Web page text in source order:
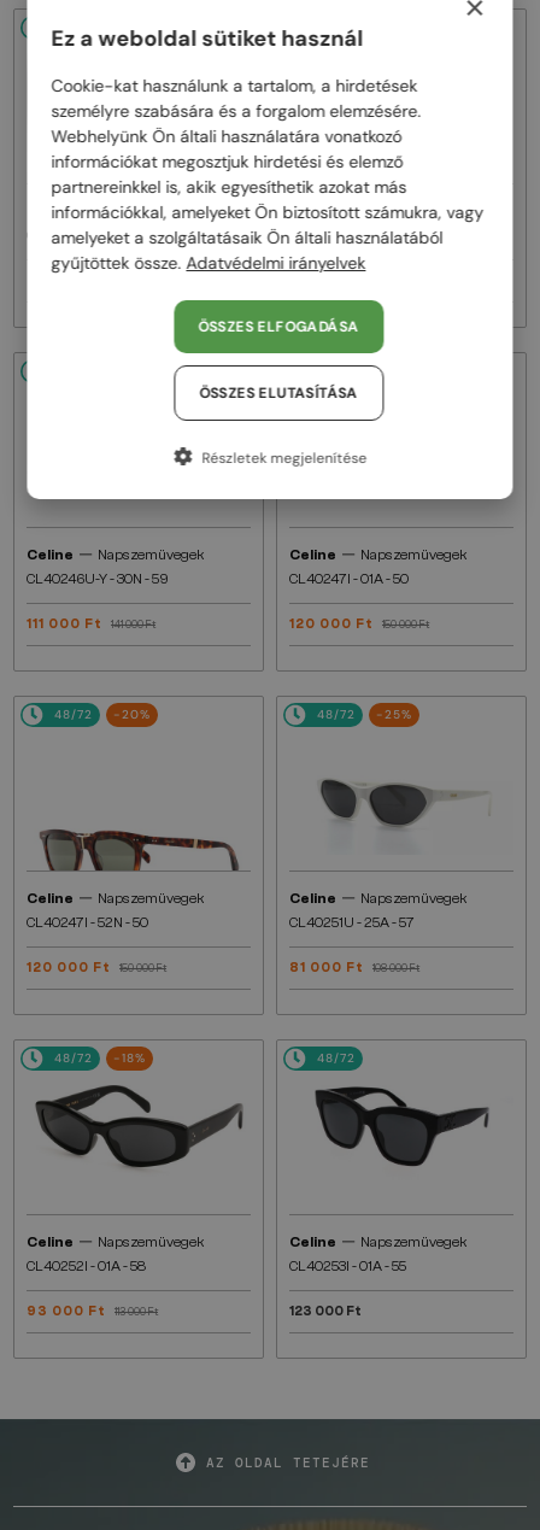
48/72 -20%
Celine—Napszemüvegek
CL40242I - 01B - 53
48/72
Celine— Napszemüvegek
CL40246U-Y - 30H - 61
Celine — Napszemüvegek
CL40246U-Y - 30N - 59
111 000 Ft 141 000 Ft
48/72 -20%
Celine — Napszemüvegek
CL40247I - 01A - 50
120 000 Ft 150 000 Ft
48/72 -20%
Celine — Napszemüvegek
CL40247I - 52N - 50
120 000 Ft 150 000 Ft
48/72 -25%
Celine — Napszemüvegek
CL40251U - 25A - 57
81 000 Ft 108 000 Ft
48/72 -18%
Celine — Napszemüvegek
CL40252I - 01A - 58
93 000 Ft 113 000 Ft
48/72
Celine — Napszemüvegek
CL40253I - 01A - 55
123 000 Ft
AZ OLDAL TETEJÉRE
Ez a weboldal sütiket használ
Cookie-kat használunk a tartalom, a hirdetések
személyre szabására és a forgalom elemzésére.
Webhelyünk Ön általi használatára vonatkozó
információkat megosztjuk hirdetési és elemző
partnereinkkel is, akik egyesíthetik azokat más
információkkal, amelyeket Ön biztosított számukra, vagy
amelyeket a szolgáltatásaik Ön általi használatából
gyűjtöttek össze.Adatvédelmi irányelvek
ÖSSZES ELFOGADÁSA
ÖSSZES ELUTASÍTÁSA
Részletek megjelenítése